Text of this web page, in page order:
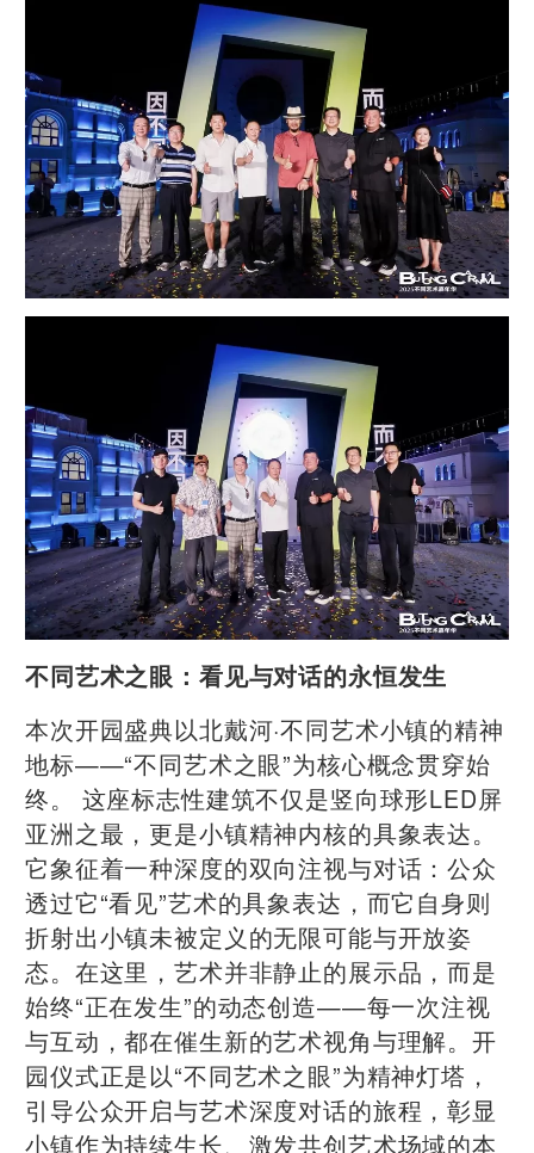
不同艺术之眼：看见与对话的永恒发生
本次开园盛典以北戴河·不同艺术小镇的精神
地标——“不同艺术之眼”为核心概念贯穿始
终。 这座标志性建筑不仅是竖向球形LED屏
亚洲之最，更是小镇精神内核的具象表达。
它象征着一种深度的双向注视与对话：公众
透过它“看见”艺术的具象表达，而它自身则
折射出小镇未被定义的无限可能与开放姿
态。在这里，艺术并非静止的展示品，而是
始终“正在发生”的动态创造——每一次注视
与互动，都在催生新的艺术视角与理解。开
园仪式正是以“不同艺术之眼”为精神灯塔，
引导公众开启与艺术深度对话的旅程，彰显
小镇作为持续生长、激发共创艺术场域的本